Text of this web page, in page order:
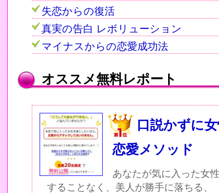
失恋からの復活
真実の告白 レボリューション
マイナスからの恋愛成功法
オススメ無料レポート
口説かずに
恋愛メソッド
あなたが気に入った女
することなく、美人が勝手に落ちる、